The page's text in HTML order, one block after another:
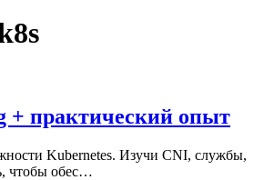
+ практический опыт
Kubernetes. Изучи CNI, службы,
чтобы обес…